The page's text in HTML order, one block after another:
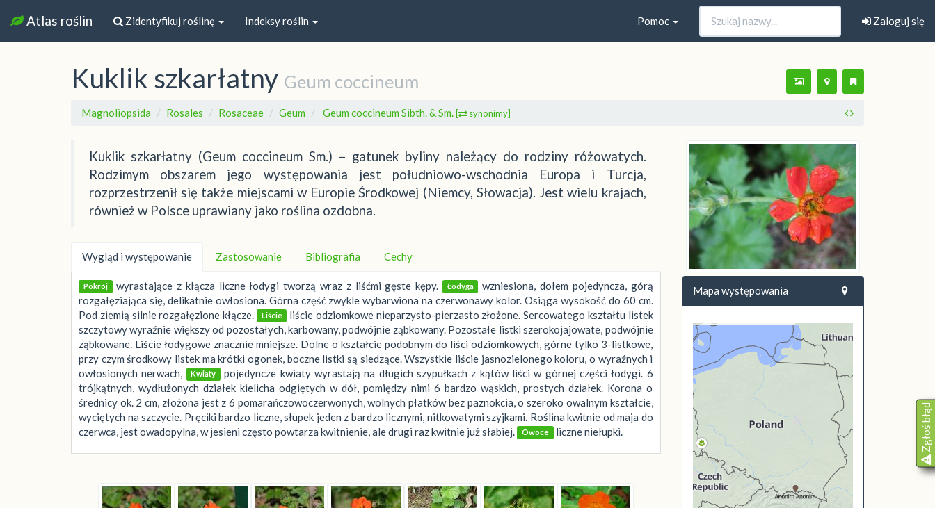
Atlas roślin Zidentyfikuj roślinę Indeksy roślin Zaloguj się
Pomoc
Kuklik szkarłatny Geum coccineum
Magnoliopsida Rosales Rosaceae Geum Geum coccineum Sibth. & Sm. [ synonimy]
Kuklik szkarłatny (Geum coccineum Sm.) – gatunek byliny należący do rodziny różowatych.
Rodzimym obszarem jego występowania jest południowo-wschodnia Europa i Turcja,
rozprzestrzenił się także miejscami w Europie Środkowej (Niemcy, Słowacja). Jest wielu krajach,
również w Polsce uprawiany jako roślina ozdobna.
Wygląd i występowanie Zastosowanie Bibliografia Cechy
Pokrój wyrastające z kłącza liczne łodygi tworzą wraz z liśćmi gęste kępy. Łodyga
wzniesiona, dołem pojedyncza, górą
rozgałęziająca się, delikatnie owłosiona. Górna część zwykle wybarwiona na czerwonawy kolor. Osiąga wysokość do 60 cm.
Pod ziemią silnie rozgałęzione kłącze.
Liście
liście odziomkowe nieparzysto-pierzasto złożone. Sercowatego kształtu listek
szczytowy wyraźnie większy od pozostałych, karbowany, podwójnie ząbkowany. Pozostałe listki szerokojajowate, podwójnie
ząbkowane. Liście łodygowe znacznie mniejsze. Dolne o kształcie podobnym do liści odziomkowych, górne tylko 3-listkowe,
przy czym środkowy listek ma krótki ogonek, boczne listki są siedzące. Wszystkie liście jasnozielonego koloru, o wyraźnych i
owłosionych nerwach,
Kwiaty
pojedyncze kwiaty wyrastają na długich szypułkach z kątów liści w górnej części łodygi. 6
trójkątnych, wydłużonych działek kielicha odgiętych w dół, pomiędzy nimi 6 bardzo wąskich, prostych działek. Korona o
średnicy ok. 2 cm, złożona jest z 6 pomarańczowoczerwonych, wolnych płatków bez paznokcia, o szeroko owalnym kształcie,
wyciętych na szczycie. Pręciki bardzo liczne, słupek jeden z bardzo licznymi, nitkowatymi szyjkami. Roślina kwitnie od maja do
czerwca, jest owadopylna, w jesieni często powtarza kwitnienie, ale drugi raz kwitnie już słabiej.
Owoce liczne niełupki.
Mapa występowania
Zgłoś błąd